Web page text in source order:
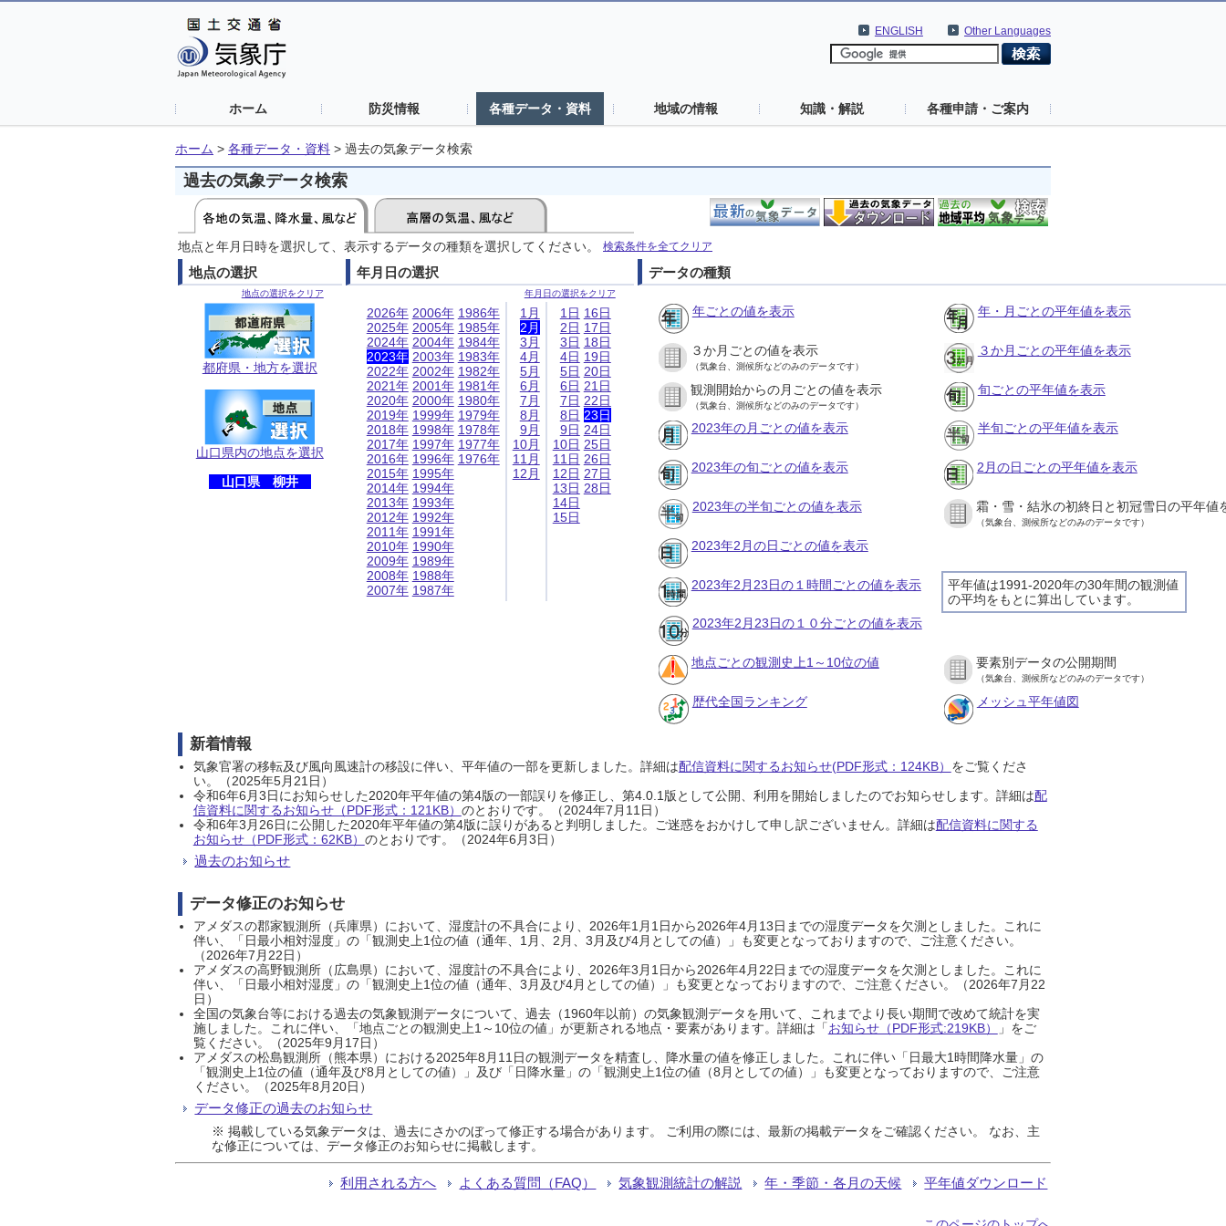
Other Languages
ENGLISH
ホーム 防災情報 各種データ・資料 地域の情報 知識・解説 各種申請・ご案内
ホーム > 各種データ・資料 > 過去の気象データ検索
過去の気象データ検索
地点と年月日時を選択して、表示するデータの種類を選択してください。 検索条件を全てクリア
地点の選択
地点の選択をクリア
都府県・地方を選択
山口県内の地点を選択
山口県 柳井
年月日の選択
年月日の選択をクリア
2026年
2025年
2024年
2023年
2022年
2021年
2020年
2019年
2018年
2017年
2016年
2015年
2014年
2013年
2012年
2011年
2010年
2009年
2008年
2007年
2006年
2005年
2004年
2003年
2002年
2001年
2000年
1999年
1998年
1997年
1996年
1995年
1994年
1993年
1992年
1991年
1990年
1989年
1988年
1987年
1986年
1985年
1984年
1983年
1982年
1981年
1980年
1979年
1978年
1977年
1976年
1月
2月
3月
4月
5月
6月
7月
8月
9月
10月
11月
12月
1日
2日
3日
4日
5日
6日
7日
8日
9日
10日
11日
12日
13日
14日
15日
16日
17日
18日
19日
20日
21日
22日
23日
24日
25日
26日
27日
28日
データの種類
年ごとの値を表示 年・月ごとの平年値を表示
３か月ごとの値を表示
（気象台、測候所などのみのデータです）
３か月ごとの平年値を表示
観測開始からの月ごとの値を表示
（気象台、測候所などのみのデータです）
旬ごとの平年値を表示
2023年の月ごとの値を表示 半旬ごとの平年値を表示
2023年の旬ごとの値を表示 2月の日ごとの平年値を表示
2023年の半旬ごとの値を表示 霜・雪・結氷の初終日と初冠雪日の平年値
（気象台、測候所などのみのデータです）
2023年2月の日ごとの値を表示
平年値は1991-2020年の30年間の観測値
の平均をもとに算出しています。
2023年2月23日の１時間ごとの値を表示
2023年2月23日の１０分ごとの値を表示
地点ごとの観測史上1～10位の値 要素別データの公開期間
（気象台、測候所などのみのデータです）
歴代全国ランキング メッシュ平年値図
新着情報
気象官署の移転及び風向風速計の移設に伴い、平年値の一部を更新しました。詳細は配信資料に関するお知らせ(PDF形式：124KB） をご覧くださ
い。（2025年5月21日）
令和6年6月3日にお知らせした2020年平年値の第4版の一部誤りを修正し、第4.0.1版として公開、利用を開始しましたのでお知らせします。詳細は配
信資料に関するお知らせ（PDF形式：121KB） のとおりです。（2024年7月11日）
令和6年3月26日に公開した2020年平年値の第4版に誤りがあると判明しました。ご迷惑をおかけして申し訳ございません。詳細は配信資料に関する
お知らせ（PDF形式：62KB） のとおりです。（2024年6月3日）
過去のお知らせ
データ修正のお知らせ
アメダスの郡家観測所（兵庫県）において、湿度計の不具合により、2026年1月1日から2026年4月13日までの湿度データを欠測としました。これに
伴い、「日最小相対湿度」の「観測史上1位の値（通年、1月、2月、3月及び4月としての値）」も変更となっておりますので、ご注意ください。
（2026年7月22日）
アメダスの高野観測所（広島県）において、湿度計の不具合により、2026年3月1日から2026年4月22日までの湿度データを欠測としました。これに
伴い、「日最小相対湿度」の「観測史上1位の値（通年、3月及び4月としての値）」も変更となっておりますので、ご注意ください。（2026年7月22
日）
全国の気象台等における過去の気象観測データについて、過去（1960年以前）の気象観測データを用いて、これまでより長い期間で改めて統計を実
施しました。これに伴い、「地点ごとの観測史上1～10位の値」が更新される地点・要素があります。詳細は「お知らせ（PDF形式:219KB）
」をご
覧ください。（2025年9月17日）
アメダスの松島観測所（熊本県）における2025年8月11日の観測データを精査し、降水量の値を修正しました。これに伴い「日最大1時間降水量」の
「観測史上1位の値（通年及び8月としての値）」及び「日降水量」の「観測史上1位の値（8月としての値）」も変更となっておりますので、ご注意
ください。（2025年8月20日）
データ修正の過去のお知らせ
※ 掲載している気象データは、過去にさかのぼって修正する場合があります。 ご利用の際には、最新の掲載データをご確認ください。 なお、主
な修正については、データ修正のお知らせに掲載します。
利用される方へ よくある質問（FAQ） 気象観測統計の解説 年・季節・各月の天候 平年値ダウンロード